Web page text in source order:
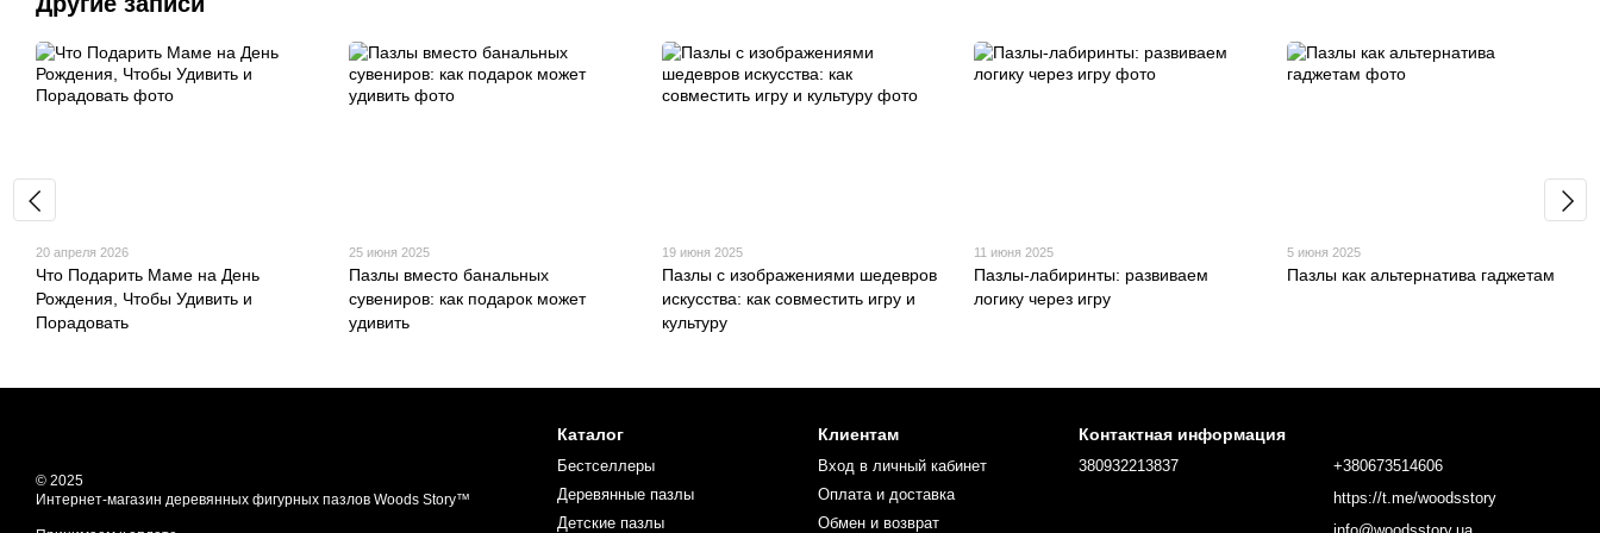
20 апреля 2026
Что Подарить Маме на День
Рождения, Чтобы Удивить и
Порадовать
25 июня 2025
Пазлы вместо банальных
сувениров: как подарок может
удивить
19 июня 2025
Пазлы с изображениями шедевров
искусства: как совместить игру и
культуру
11 июня 2025
Пазлы-лабиринты: развиваем
логику через игру
5 июня 2025
Пазлы как альтернатива гаджетам
© 2025
Интернет-магазин деревянных фигурных пазлов Woods Story™
Каталог
Бестселлеры
Деревянные пазлы
Детские пазлы
Клиентам
Вход в личный кабинет
Оплата и доставка
Обмен и возврат
Контактная информация
380932213837
+380673514606
https://t.me/woodsstory